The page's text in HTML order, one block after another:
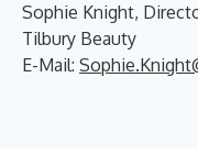
Sophie Knight,
Tilbury Beauty
E-Mail: